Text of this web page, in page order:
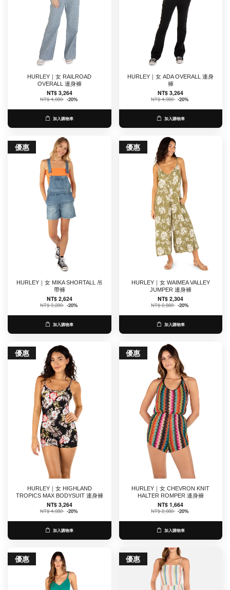
HURLEY｜女 RAILROAD
OVERALL 連身褲
NT$ 3,264
NT$ 4,080 -20%
加入購物車
HURLEY｜女 ADA OVERALL 連身
褲
NT$ 3,264
NT$ 4,080 -20%
加入購物車
優惠
HURLEY｜女 MIKA SHORTALL 吊
帶褲
NT$ 2,624
NT$ 3,280 -20%
加入購物車
優惠
HURLEY｜女 WAIMEA VALLEY
JUMPER 連身褲
NT$ 2,304
NT$ 2,880 -20%
加入購物車
優惠
HURLEY｜女 HIGHLAND
TROPICS MAX BODYSUIT 連身褲
NT$ 3,264
NT$ 4,080 -20%
加入購物車
優惠
HURLEY｜女 CHEVRON KNIT
HALTER ROMPER 連身褲
NT$ 1,664
NT$ 2,080 -20%
加入購物車
優惠 優惠